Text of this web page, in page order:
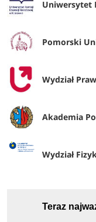
Uniwersytet
Pomorski
Wydział
Akademia
Wydział
Teraz